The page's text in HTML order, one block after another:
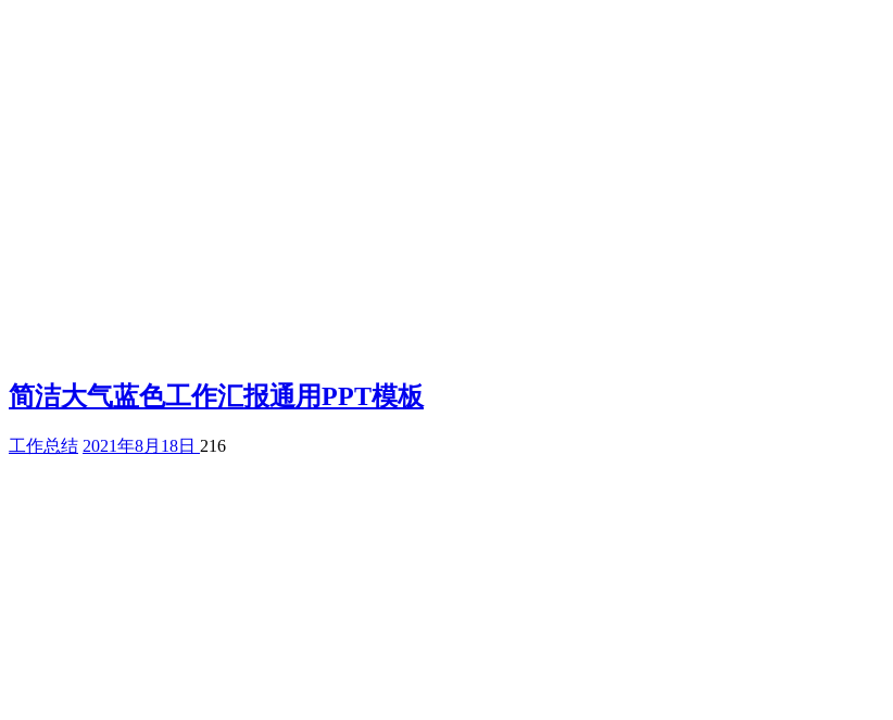
简洁大气蓝色工作汇报通用PPT模板
工作总结 2021年8月18日 216